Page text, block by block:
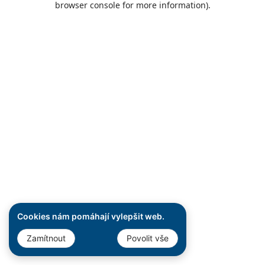
Cookies nám pomáhají vylepšit web.
Zamítnout Povolit vše
browser console for more information).